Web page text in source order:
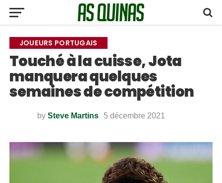
JOUEURS PORTUGAIS
Touché à la cuisse, Jota
manquera quelques
semaines de compétition
by Steve Martins 5 décembre 2021